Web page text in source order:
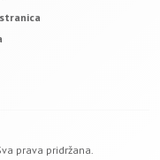
prava pridržana.